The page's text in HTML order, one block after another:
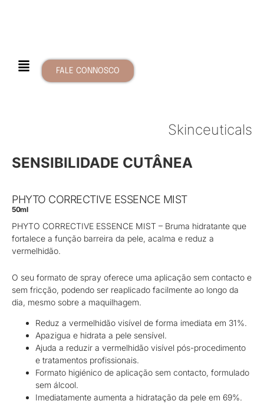
FALE CONNOSCO
Skinceuticals
SENSIBILIDADE CUTÂNEA
PHYTO CORRECTIVE ESSENCE MIST
50ml
PHYTO CORRECTIVE ESSENCE MIST – Bruma hidratante que
fortalece a função barreira da pele, acalma e reduz a
vermelhidão.
O seu formato de spray oferece uma aplicação sem contacto e
sem fricção, podendo ser reaplicado facilmente ao longo da
dia, mesmo sobre a maquilhagem.
Reduz a vermelhidão visível de forma imediata em 31%.
Apazigua e hidrata a pele sensível.
Ajuda a reduzir a vermelhidão visível pós-procedimento
e tratamentos profissionais.
Formato higiénico de aplicação sem contacto, formulado
sem álcool.
Imediatamente aumenta a hidratação da pele em 69%.